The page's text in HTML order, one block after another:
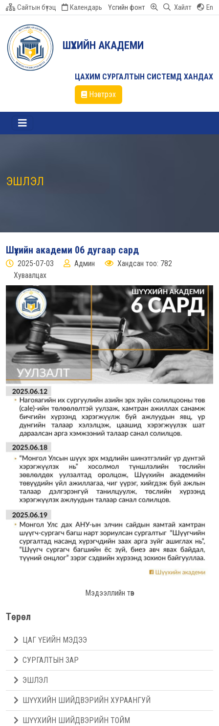
Сайтын бүтэц Календарь Үсгийн фонт Хайлт En
ШҮҮХИЙН АКАДЕМИ
ЦАХИМ СУРГАЛТЫН СИСТЕМД ХАНДАХ
Нэвтрэх
ЭШЛЭЛ
Шүүхийн академи 06 дугаар сард
2025-07-03 Админ
Хандсан тоо: 782
Хуваалцах
Мэдээллийн төв
Төрөл
ЦАГ ҮЕИЙН МЭДЭЭ
СУРГАЛТЫН ЗАР
ЭШЛЭЛ
ШҮҮХИЙН ШИЙДВЭРИЙН ХУРААНГУЙ
ШҮҮХИЙН ШИЙДВЭРИЙН ТОЙМ